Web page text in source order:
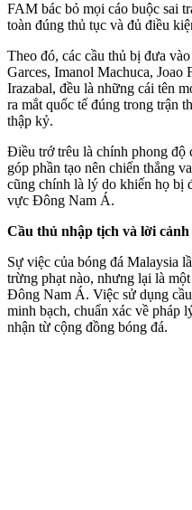
FAM bác bỏ mọi cáo buộc sai
toàn đúng thủ tục và đủ điều
Theo đó, các cầu thủ bị đưa
Garces, Imanol Machuca,
Irazabal, đều là những cái tên
ra mắt quốc tế đúng trong trận
thập kỷ.
Điều trớ trêu là chính phong độ
góp phần tạo nên chiến thắng
cũng chính là lý do khiến họ bị
vực Đông Nam Á.
Cầu thủ nhập tịch và lời cảnh
Sự việc của bóng đá Malaysia
trừng phạt nào, nhưng lại là
Đông Nam Á. Việc sử dụng
minh bạch, chuẩn xác về pháp
nhận từ cộng đồng bóng đá.